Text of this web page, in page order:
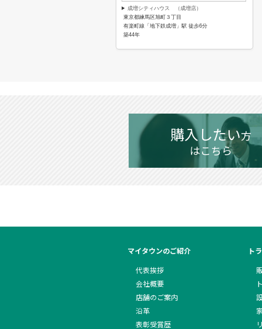
成増シティハウス （成増店）
東京都練馬区旭町３丁目
有楽町線「地下鉄成増」駅 徒歩6分
築44年
購入したい方
はこちら
マイタウンのご紹介
代表挨拶
会社概要
店舗のご案内
沿革
表彰受賞歴
ト